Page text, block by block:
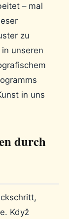
– mal
zu
unseren
in uns
durch
Když